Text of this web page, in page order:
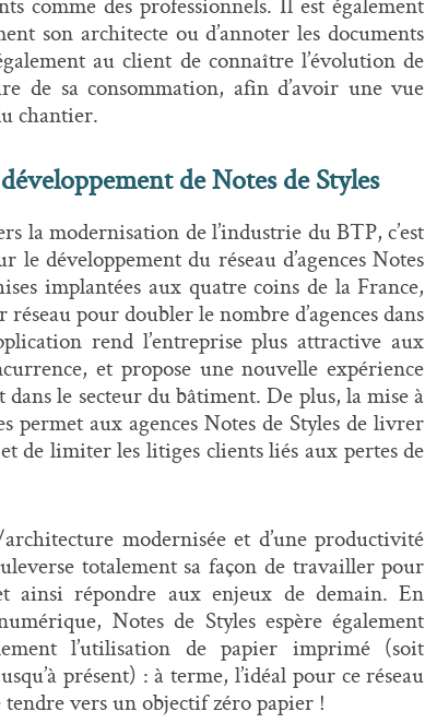
son architecte ou d’annoter les documents
au client de connaître l’évolution de
de sa consommation, afin d’avoir une vue
chantier.
de Notes de Styles
la modernisation de l’industrie du BTP, c’est
développement du réseau d’agences Notes
implantées aux quatre coins de la France,
pour doubler le nombre d’agences dans
rend l’entreprise plus attractive aux
et propose une nouvelle expérience
dans le secteur du bâtiment. De plus, la mise à
permet aux agences Notes de Styles de livrer
de limiter les litiges clients liés aux pertes de
modernisée et d’une productivité
totalement sa façon de travailler pour
ainsi répondre aux enjeux de demain. En
Notes de Styles espère également
l’utilisation de papier imprimé (soit
présent) : à terme, l’idéal pour ce réseau
tendre vers un objectif zéro papier !